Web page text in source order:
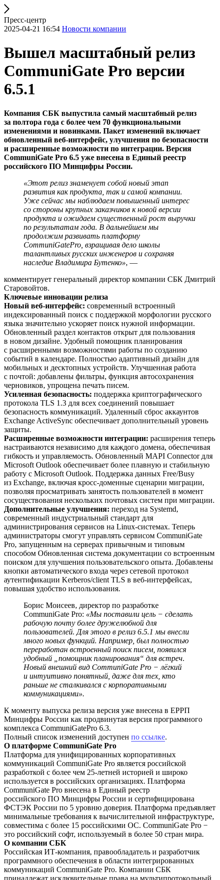
Пресс-центр
2025-04-21 16:54 Новости компании
Вышел масштабный релиз
CommuniGate Pro версии
6.5.1
Компания СБК выпустила самый масштабный релиз
за полтора года с более чем 70 функциональными
изменениями и новинками. Пакет изменений включает
обновленный веб-интерфейс, улучшения по безопасности
и расширенные возможности по интеграции. Версия
CommuniGate Pro 6.5 уже внесена в Единый реестр
российского ПО Минцифры России.
«Этот релиз знаменует собой новый этап
развития как продукта, так и самой компании.
Уже сейчас мы наблюдаем повышенный интерес
со стороны крупных заказчиков к новой версии
продукта и ожидаем существенный рост выручки
по результатам года. В дальнейшем мы
продолжим развивать платформу
CommuniGatePro, взращивая дело школы
талантливых русских инженеров и сохраняя
наследие Владимира Бутенко», —
комментирует генеральный директор компании СБК Дмитрий
Старовойтов.
Ключевые инновации релиза
Новый веб-интерфейс: современный встроенный
индексированный поиск с поддержкой морфологии русского
языка значительно ускоряет поиск нужной информации.
Обновленный раздел контактов открыт для пользования
в новом дизайне. Удобный помощник планирования
с расширенными возможностями работы по созданию
событий в календаре. Полностью адаптивный дизайн для
мобильных и десктопных устройств. Улучшенная работа
с почтой: добавлены фильтры, функция автосохранения
черновиков, упрощена печать писем.
Усиленная безопасность: поддержка криптографического
протокола TLS 1.3 для всех соединений повышает
безопасность коммуникаций. Удаленный сброс аккаунтов
Exchange ActiveSync обеспечивает дополнительный уровень
защиты.
Расширенные возможности интеграции: расширения теперь
настраиваются независимо для каждого домена, обеспечивая
гибкость и управляемость. Обновленный MAPI Connector для
Microsoft Outlook обеспечивает более плавную и стабильную
работу с Microsoft Outlook. Поддержка данных Free/Busy
из Exchange, включая кросс-доменные сценарии миграции,
позволяя просматривать занятость пользователей в момент
сосуществования нескольких почтовых систем при миграции.
Дополнительные улучшения: переход на Systemd,
современный индустриальный стандарт для
администрирования сервисов на Linux-системах. Теперь
администраторы смогут управлять сервисом CommuniGate
Pro, запущенным на серверах привычным и типовым
способом Обновленная система документации со встроенным
поиском для улучшения пользовательского опыта. Добавлены
кнопки автоматического входа через сетевой протокол
аутентификации Kerberos/client TLS в веб-интерфейсах,
повышая удобство использования.
Борис Моисеев, директор по разработке
CommuniGate Pro: «Мы поставили цель − сделать
рабочую почту более дружелюбной для
пользователей. Для этого в релиз 6.5.1 мы внесли
много новых функций. Например, был полностью
переработан встроенный поиск писем, появился
удобный „помощник планирования“ для встреч.
Новый внешний вид CommuniGate Pro − лёгкий
и интуитивно понятный, даже для тех, кто
раньше не сталкивался с корпоративными
коммуникациями».
К моменту выпуска релиза версия уже внесена в ЕРРП
Минцифры России как продвинутая версия программного
комплекса CommuniGatePro 6.3.
Полный список изменений доступен по ссылке.
О платформе CommuniGate Pro
Платформа для унифицированных корпоративных
коммуникаций CommuniGate Pro является российской
разработкой с более чем 25-летней историей и широко
используется в российских организациях. Платформа
CommuniGate Pro внесена в Единый реестр
российского ПО Минцифры России и сертифицирована
ФСТЭК России по 5 уровню доверия. Платформа предъявляет
минимальные требования к вычислительной инфраструктуре,
совместима с более 15 российскими ОС. CommuniGate Pro −
это российский софт, используемый в более 50 стран мира.
О компании СБК
Российская ИТ-компания, правообладатель и разработчик
программного обеспечения в области интегрированных
коммуникаций CommuniGate Pro. Компании СБК
принадлежат исключительные права на мультипротокольный